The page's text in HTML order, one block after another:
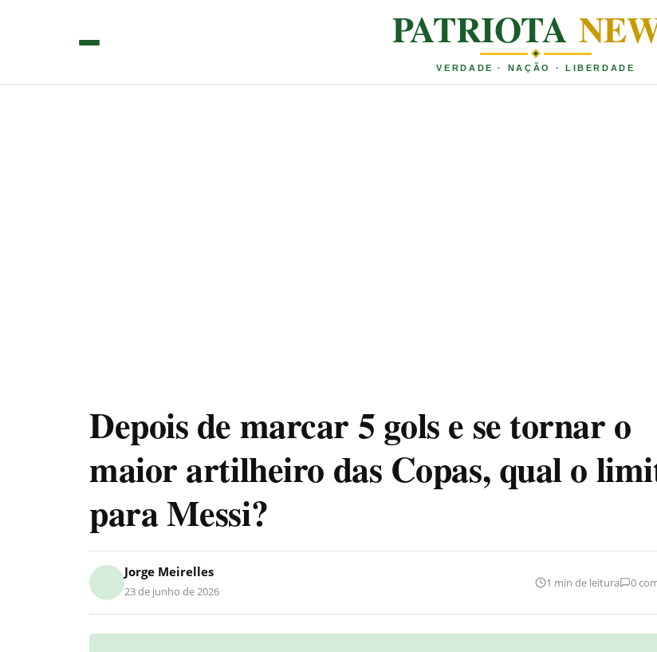
PATRIOTA
VERDADE · NAÇÃO · LIBERDADE
Depois de marcar 5 gols e se tornar o
maior artilheiro das Copas, qual o
para Messi?
Jorge Meirelles
23 de junho de 2026
1 min de leitura 0